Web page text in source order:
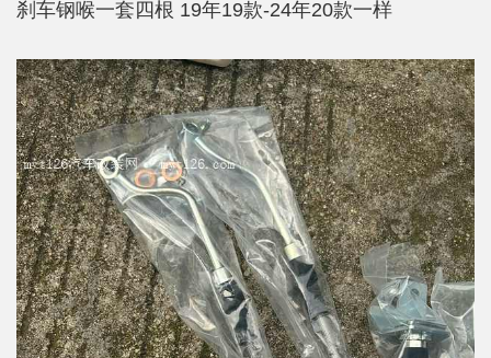
刹车钢喉一套四根 19年19款-24年20款一样